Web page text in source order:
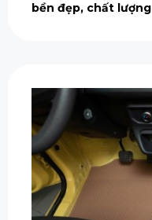
bền đẹp, chất lượng